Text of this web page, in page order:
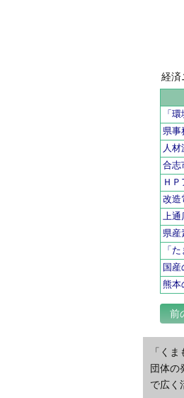
経済
「
県
人
合
Ｈ
改
上
県
「
国
熊本
前
「く
団体の
で広く